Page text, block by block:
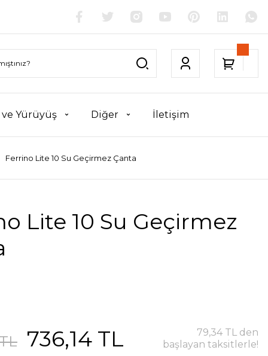
ve Yürüyüş Diğer İletişim
Ferrino Lite 10 Su Geçirmez Çanta
Lite 10 Su Geçirmez
736,14 TL
79,34 TL den
başlayan taksitlerle!